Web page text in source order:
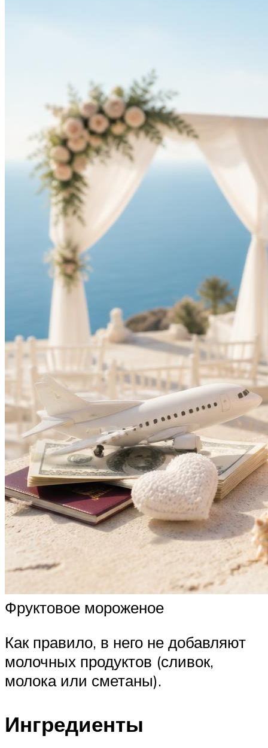
Фруктовое мороженое
Как правило, в него не добавляют
молочных продуктов (сливок,
молока или сметаны).
Ингредиенты